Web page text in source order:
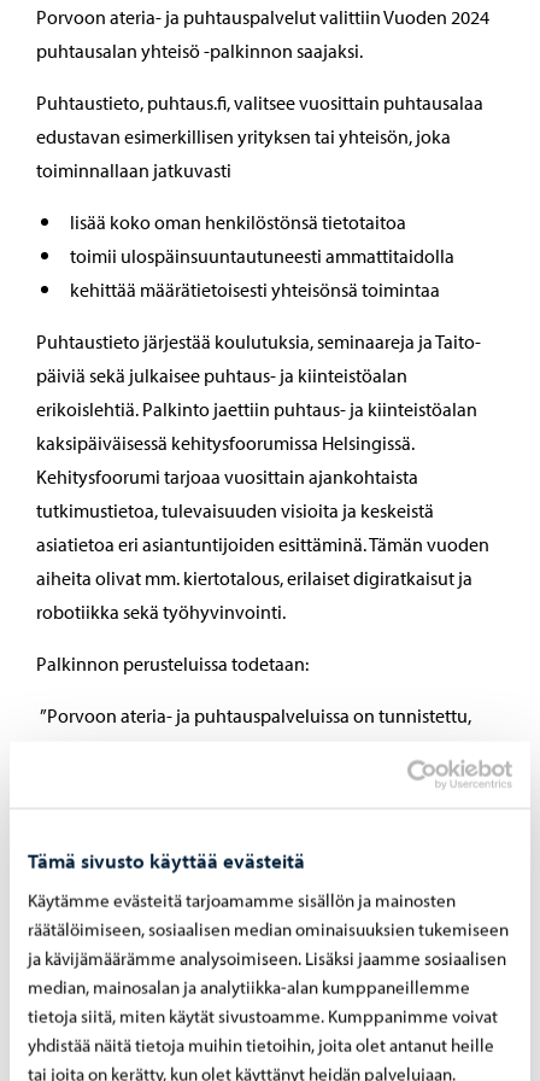
Tämä sivusto käyttää evästeitä
Käytämme evästeitä tarjoamamme sisällön ja mainosten
räätälöimiseen, sosiaalisen median ominaisuuksien tukemiseen
ja kävijämäärämme analysoimiseen. Lisäksi jaamme sosiaalisen
median, mainosalan ja analytiikka-alan kumppaneillemme
tietoja siitä, miten käytät sivustoamme. Kumppanimme voivat
yhdistää näitä tietoja muihin tietoihin, joita olet antanut heille
tai joita on kerätty, kun olet käyttänyt heidän palvelujaan.
Porvoon ateria- ja puhtauspalvelut valittiin Vuoden 2024
puhtausalan yhteisö -palkinnon saajaksi.
Puhtaustieto, puhtaus.fi, valitsee vuosittain puhtausalaa
edustavan esimerkillisen yrityksen tai yhteisön, joka
toiminnallaan jatkuvasti
lisää koko oman henkilöstönsä tietotaitoa
toimii ulospäinsuuntautuneesti ammattitaidolla
kehittää määrätietoisesti yhteisönsä toimintaa
Puhtaustieto järjestää koulutuksia, seminaareja ja Taito-
päiviä sekä julkaisee puhtaus- ja kiinteistöalan
erikoislehtiä. Palkinto jaettiin puhtaus- ja kiinteistöalan
kaksipäiväisessä kehitysfoorumissa Helsingissä.
Kehitysfoorumi tarjoaa vuosittain ajankohtaista
tutkimustietoa, tulevaisuuden visioita ja keskeistä
asiatietoa eri asiantuntijoiden esittäminä. Tämän vuoden
aiheita olivat mm. kiertotalous, erilaiset digiratkaisut ja
robotiikka sekä työhyvinvointi.
Palkinnon perusteluissa todetaan:
”Porvoon ateria- ja puhtauspalveluissa on tunnistettu,
panostanut oman toiminnan sekä henkilöstön
ammattitaidon ja hyvinvoinnin pitkäjänteiseen
kehittämiseen, joka välittyy suoraan myös
asiakastyytyväisyyteen.”
”Ateria- ja puhtauspalvelujen työntekijöille kouluissa ja
päiväkodeissa myönnettiin vuoden alusta ravintoetu, joka